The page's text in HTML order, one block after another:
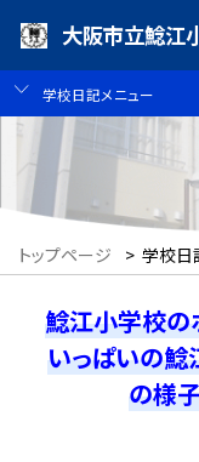
大阪市立鯰江
学校日記メニュー
トップページ > 学校日
鯰江小学校の
いっぱいの鯰
の様